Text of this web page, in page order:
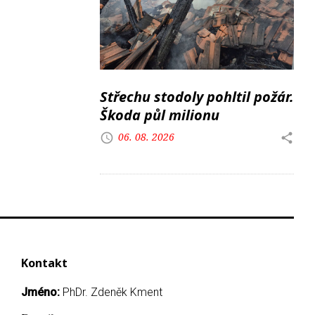
Střechu stodoly pohltil požár.
Škoda půl milionu
06. 08. 2026
Kontakt
Jméno: PhDr. Zdeněk Kment